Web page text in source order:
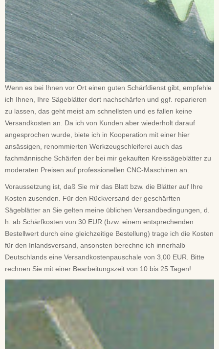
Wenn es bei Ihnen vor Ort einen guten Schärfdienst gibt, empfehle
ich Ihnen, Ihre Sägeblätter dort nachschärfen und ggf. reparieren
zu lassen, das geht meist am schnellsten und es fallen keine
Versandkosten an. Da ich von Kunden aber wiederholt darauf
angesprochen wurde, biete ich in Kooperation mit einer hier
ansässigen, renommierten Werkzeugschleiferei auch das
fachmännische Schärfen der bei mir gekauften Kreissägeblätter zu
moderaten Preisen auf professionellen CNC-Maschinen an.
Voraussetzung ist, daß Sie mir das Blatt bzw. die Blätter auf Ihre
Kosten zusenden. Für den Rückversand der geschärften
Sägeblätter an Sie gelten meine üblichen Versandbedingungen, d.
h. ab Schärfkosten von 30 EUR (bzw. einem entsprechenden
Bestellwert durch eine gleichzeitige Bestellung) trage ich die Kosten
für den Inlandsversand, ansonsten berechne ich innerhalb
Deutschlands eine Versandkostenpauschale von 3,00 EUR. Bitte
rechnen Sie mit einer Bearbeitungszeit von 10 bis 25 Tagen!